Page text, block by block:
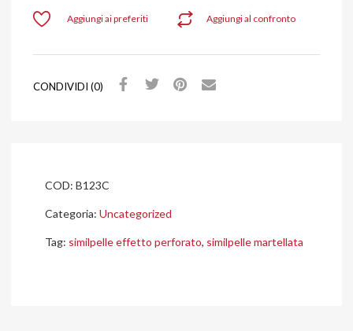
Aggiungi al confronto
Aggiungi ai preferiti
CONDIVIDI (0)
COD: B123C
Categoria: Uncategorized
Tag: similpelle effetto perforato, similpelle martellata